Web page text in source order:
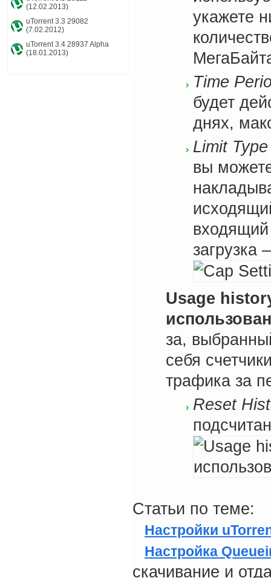
(12.02.2013)
uTorrent 3.3 29082
(7.02.2012)
uTorrent 3.4 28937 Alpha
(18.01.2013)
укажете
Time
будет
днях,
Limit
вы
загрузка
Usage
за,
себя
трафика за
Reset
Статьи по теме:
Настройки
Настройка
скачивание и